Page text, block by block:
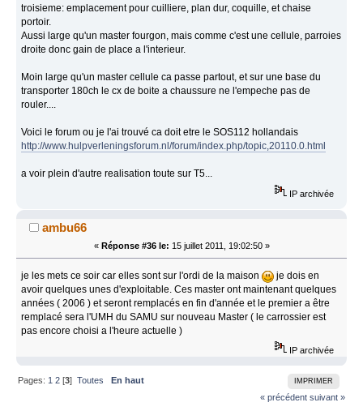
troisieme: emplacement pour cuilliere, plan dur, coquille, et chaise
portoir.
Aussi large qu'un master fourgon, mais comme c'est une cellule, parroies
droite donc gain de place a l'interieur.
Moin large qu'un master cellule ca passe partout, et sur une base du
transporter 180ch le cx de boite a chaussure ne l'empeche pas de
rouler....
Voici le forum ou je l'ai trouvé ca doit etre le SOS112 hollandais
http://www.hulpverleningsforum.nl/forum/index.php/topic,20110.0.html
a voir plein d'autre realisation toute sur T5...
IP archivée
ambu66
« Réponse #36 le: 15 juillet 2011, 19:02:50 »
je les mets ce soir car elles sont sur l'ordi de la maison
je dois en
avoir quelques unes d'exploitable. Ces master ont maintenant quelques
années ( 2006 ) et seront remplacés en fin d'année et le premier a être
remplacé sera l'UMH du SAMU sur nouveau Master ( le carrossier est
pas encore choisi a l'heure actuelle )
IP archivée
IMPRIMER
Pages: 1 2 [3]Toutes
En haut
« précédent suivant »